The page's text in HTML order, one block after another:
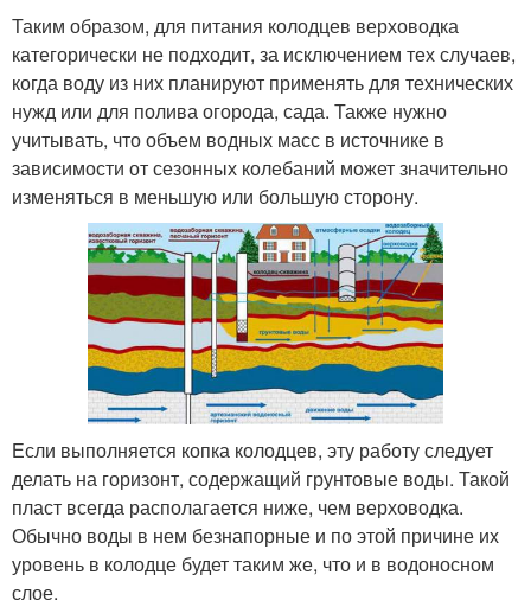
Таким образом, для питания колодцев верховодка
категорически не подходит, за исключением тех случаев,
когда воду из них планируют применять для технических
нужд или для полива огорода, сада. Также нужно
учитывать, что объем водных масс в источнике в
зависимости от сезонных колебаний может значительно
изменяться в меньшую или большую сторону.
Если выполняется копка колодцев, эту работу следует
делать на горизонт, содержащий грунтовые воды. Такой
пласт всегда располагается ниже, чем верховодка.
Обычно воды в нем безнапорные и по этой причине их
уровень в колодце будет таким же, что и в водоносном
слое.